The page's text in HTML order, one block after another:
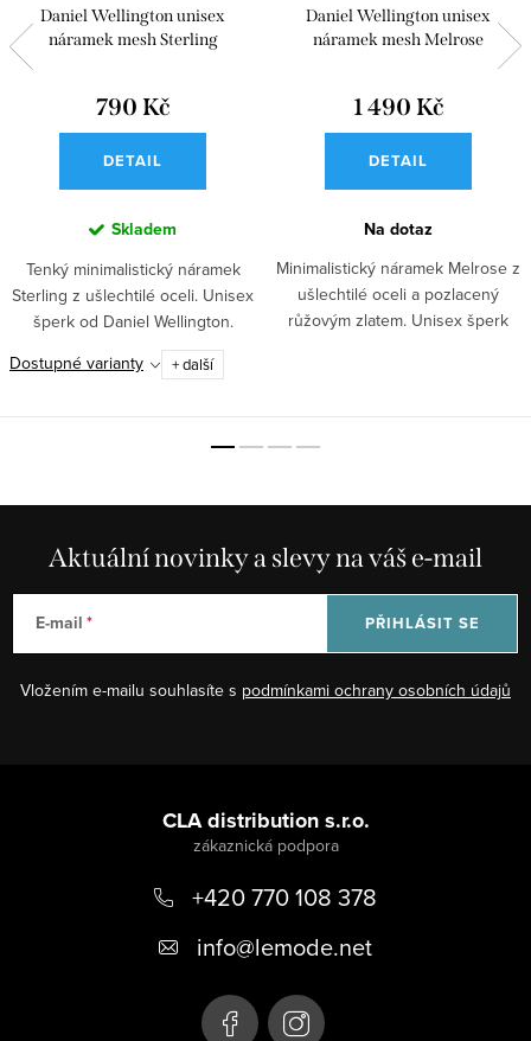
Daniel Wellington unisex
náramek mesh Sterling
790 Kč
DETAIL
Skladem
Tenký minimalistický náramek
Sterling z ušlechtilé oceli. Unisex
šperk od Daniel Wellington.
Dostupné varianty
+ další
Daniel Wellington unisex
náramek mesh Melrose
1 490 Kč
DETAIL
Na dotaz
Minimalistický náramek Melrose z
ušlechtilé oceli a pozlacený
růžovým zlatem. Unisex šperk
Aktuální novinky a slevy na váš e-mail
E-mail
Vložením e-mailu souhlasíte s podmínkami ochrany osobních údajů
PŘIHLÁSIT SE
CLA distribution s.r.o.
+420 770 108 378
info@lemode.net